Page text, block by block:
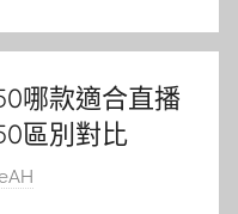
哪款適合直播
區別對比